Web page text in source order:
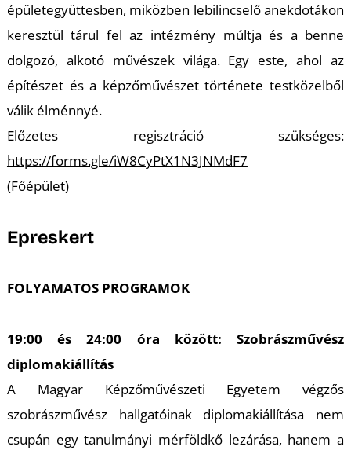
épületegyüttesben, miközben lebilincselő anekdotákon
keresztül tárul fel az intézmény múltja és a benne
dolgozó, alkotó művészek világa. Egy este, ahol az
építészet és a képzőművészet története testközelből
válik élménnyé.
Előzetes regisztráció szükséges:
https://forms.gle/iW8CyPtX1N3JNMdF7
(Főépület)
Epreskert
FOLYAMATOS PROGRAMOK
19:00 és 24:00 óra között: Szobrászművész
diplomakiállítás
A Magyar Képzőművészeti Egyetem végzős
szobrászművész hallgatóinak diplomakiállítása nem
csupán egy tanulmányi mérföldkő lezárása, hanem a